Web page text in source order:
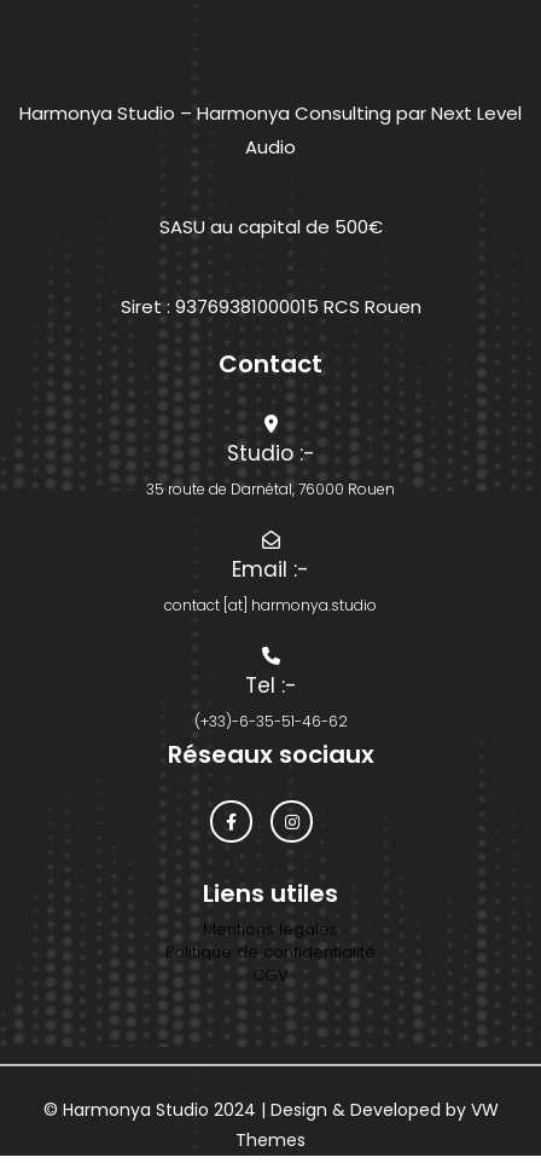
Harmonya Studio – Harmonya Consulting par Next Level
Audio
SASU au capital de 500€
Siret : 93769381000015 RCS Rouen
Contact
Studio:-
35 route de Darnétal, 76000 Rouen
Email :-
contact [at] harmonya.studio
Tel :-
(+33)-6-35-51-46-62
Réseaux sociaux
Liens utiles
Mentions légales
Politique de confidentialité
CGV
© Harmonya Studio 2024 | Design & Developed byVW
Themes